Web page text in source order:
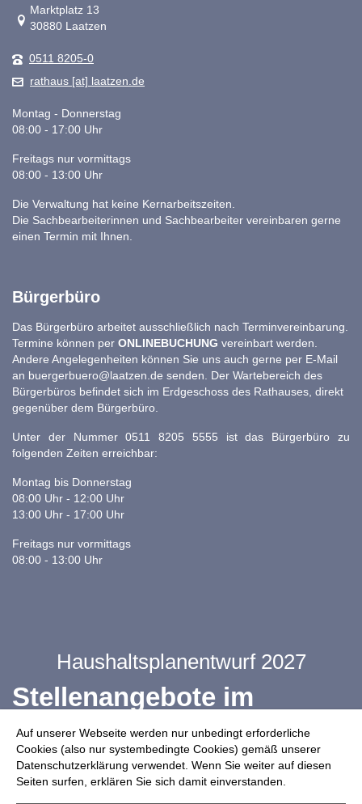
Auf unserer Webseite werden nur unbedingt erforderliche
Cookies (also nur systembedingte Cookies) gemäß unserer
Datenschutzerklärung verwendet. Wenn Sie weiter auf diesen
Seiten surfen, erklären Sie sich damit einverstanden.
Link zur Google-Maps Navigation
Marktplatz 13
30880 Laatzen
0511 8205-0
rathaus [at] laatzen.de
Montag - Donnerstag
08:00 - 17:00 Uhr
Freitags nur vormittags
08:00 - 13:00 Uhr
Die Verwaltung hat keine Kernarbeitszeiten.
Die Sachbearbeiterinnen und Sachbearbeiter vereinbaren gerne
einen Termin mit Ihnen.
Bürgerbüro
Das Bürgerbüro arbeitet ausschließlich nach Terminvereinbarung.
Termine können per ONLINEBUCHUNG vereinbart werden.
Andere Angelegenheiten können Sie uns auch gerne per E-Mail
an buergerbuero@laatzen.de senden. Der Wartebereich des
Bürgerbüros befindet sich im Erdgeschoss des Rathauses, direkt
gegenüber dem Bürgerbüro.
Unter der Nummer 0511 8205 5555 ist das Bürgerbüro zu
folgenden Zeiten erreichbar:
Montag bis Donnerstag
08:00 Uhr - 12:00 Uhr
13:00 Uhr - 17:00 Uhr
Freitags nur vormittags
08:00 - 13:00 Uhr
Haushaltsplanentwurf 2027
Stellenangebote im
Ganztag
Infos zur Drohnennutzung